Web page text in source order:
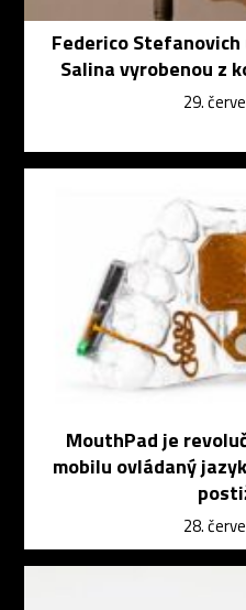
Federico
Salina vyrobenou z
29.
MouthPad je
mobilu ovládaný
28.